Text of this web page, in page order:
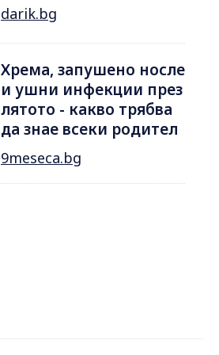
darik.bg
Хрема, запушено носле
и ушни инфекции през
лятотo - какво трябва
да знае всеки родител
9meseca.bg